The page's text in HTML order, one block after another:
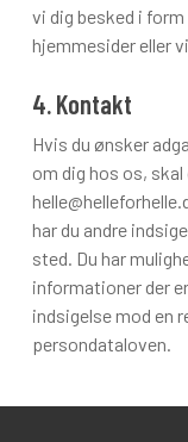
vi dig besked i
hjemmesider eller
4. Kontakt
Hvis du ønsker
om dig hos os,
har du andre
sted. Du har
informationer der
indsigelse mod en
persondataloven.